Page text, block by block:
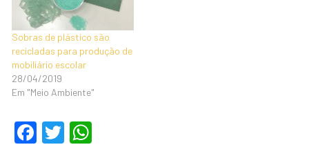
Sobras de plástico são
recicladas para produção de
mobiliário escolar
28/04/2019
Em "Meio Ambiente"
F
T